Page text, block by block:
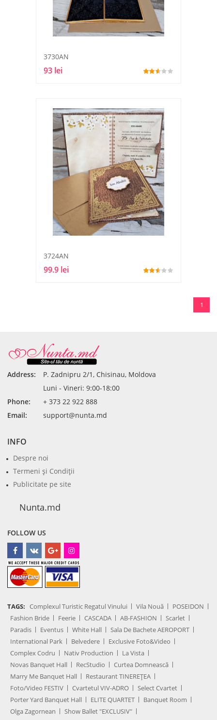
3730AN
93 lei
3724AN
99.9 lei
1
Address:
P. Zadnipru 2/1, Chisinau, Moldova
Luni - Vineri: 9:00-18:00
Phone:
+ 373 22 922 888
Email:
support@nunta.md
INFO
Despre noi
Termeni şi Condiţii
Publicitate pe site
Nunta.md
FOLLOW US
TAGS: Complexul Turistic Regatul Vinului Vila Nouă
POSEIDON
Fashion Bride
Feerie CASCADA AB-FASHION
Scarlet
Paradis
Eventus White Hall
Sala De Bachete AEROPORT
International Park
Belvedere
Exclusive Foto&Video
Complex Codru
Nativ Production
La Vista
Novas Banquet Hall
RecStudio
Curtea Domnească
Marry Me Banquet Hall
Restaurant TINEREȚEA
Foto/Video FESTIV
Cvartetul VIV-ADRO
Select Cvartet
Porter Yard Banquet Hall
ELITE QUARTET
Banquet Room
Olga Zagornean
Show Ballet "EXCLUSIV"